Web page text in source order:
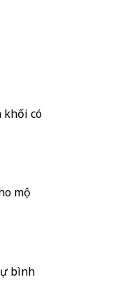
khối có
mộ
bình